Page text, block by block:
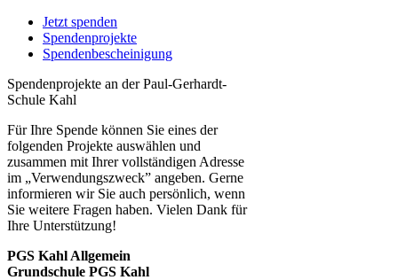
Jetzt spenden
Spendenprojekte
Spendenbescheinigung
Spendenprojekte an der Paul-Gerhardt-
Schule Kahl
Für Ihre Spende können Sie eines der
folgenden Projekte auswählen und
zusammen mit Ihrer vollständigen Adresse
im „Verwendungszweck” angeben. Gerne
informieren wir Sie auch persönlich, wenn
Sie weitere Fragen haben. Vielen Dank für
Ihre Unterstützung!
PGS Kahl Allgemein
Grundschule PGS Kahl